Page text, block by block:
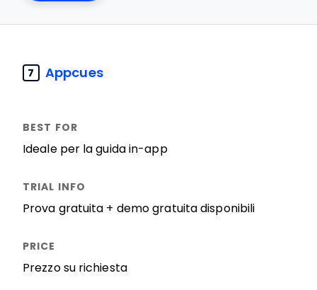
7 Appcues
Ideale per la guida in-app
Prova gratuita + demo gratuita disponibili
Prezzo su richiesta